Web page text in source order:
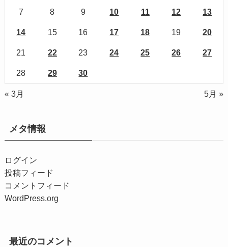
7 8 9 10 11 12 13
14 15 16 17 18 19 20
21 22 23 24 25 26 27
28 29 30
« 3月 5月 »
メタ情報
ログイン
投稿フィード
コメントフィード
WordPress.org
最近のコメント